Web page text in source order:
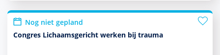
Nog niet gepland
Congres Lichaamsgericht werken bij trauma